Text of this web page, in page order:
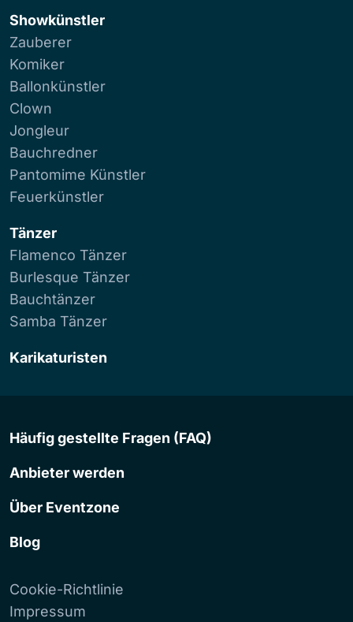
Showkünstler
Zauberer
Komiker
Ballonkünstler
Clown
Jongleur
Bauchredner
Pantomime Künstler
Feuerkünstler
Tänzer
Flamenco Tänzer
Burlesque Tänzer
Bauchtänzer
Samba Tänzer
Karikaturisten
Häufig gestellte Fragen (FAQ)
Anbieter werden
Über Eventzone
Blog
Cookie-Richtlinie
Impressum